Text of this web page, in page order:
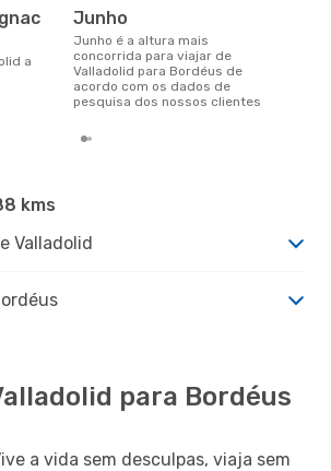
junho
junho é a altura mais
concorrida para viajar de
Valladolid para Bordéus de
acordo com os dados de
pesquisa dos nossos clientes
kms
Valladolid
para Bordéus
a vida sem desculpas, viaja sem